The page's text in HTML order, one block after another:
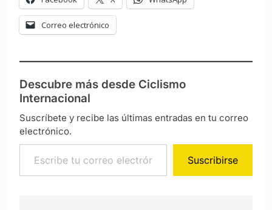
Correo electrónico
Descubre más desde Ciclismo
Internacional
Suscríbete y recibe las últimas entradas en tu correo
electrónico.
Escribe tu correo electrónico…
Suscribirse